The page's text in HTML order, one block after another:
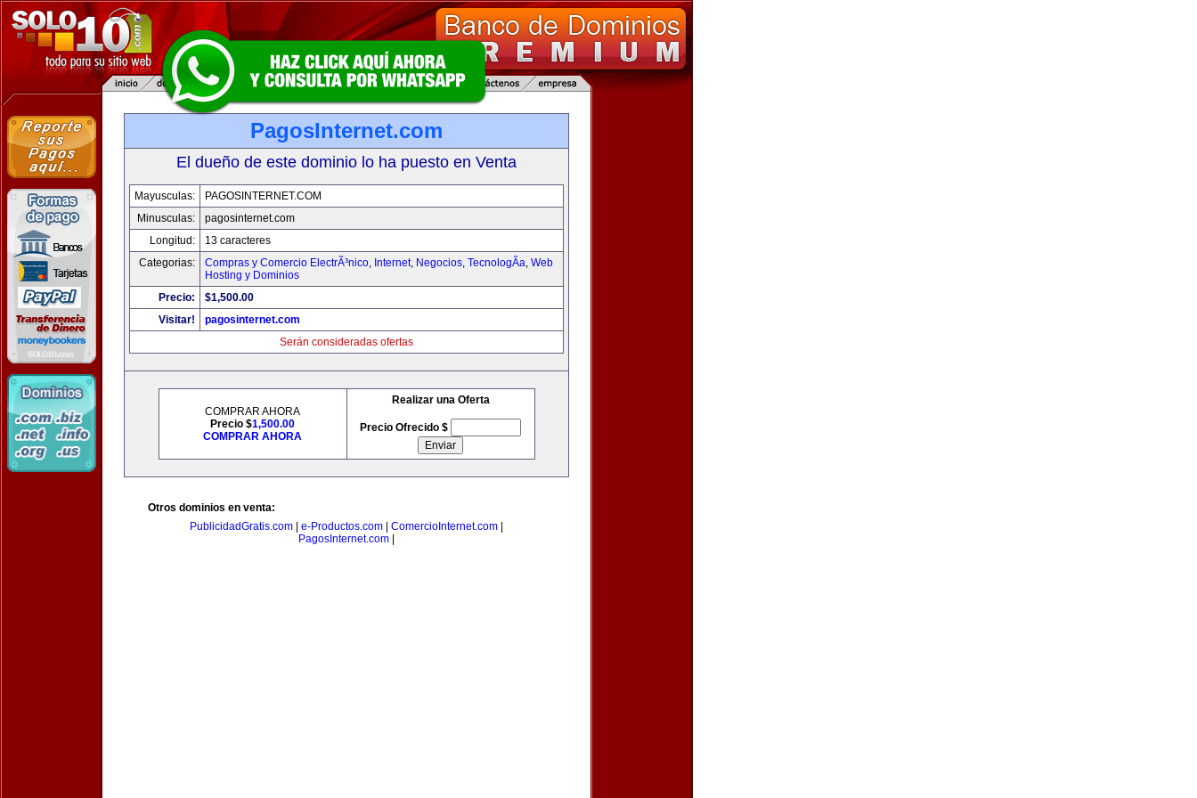
PagosInternet.com
El dueño de este dominio lo ha puesto en Venta
Mayusculas:
PAGOSINTERNET.COM
Minusculas:
pagosinternet.com
Longitud:
13 caracteres
Categorias:
Compras y Comercio ElectrÃ³nico, Internet, Negocios, TecnologÃ­a, Web
Hosting y Dominios
Precio:
$1,500.00
Visitar!
pagosinternet.com
Serán consideradas ofertas
COMPRAR AHORA
Precio $1,500.00
COMPRAR AHORA
Realizar una Oferta
Precio Ofrecido $
Otros dominios en venta:
PublicidadGratis.com
e-Productos.com ComercioInternet.com
PagosInternet.com